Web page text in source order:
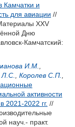
Камчатки и
для авиации //
XXV
Дню
Камчатский:
И.М.
Королев С.П.
активности
2021-2022 гг. //
науч.- практ.